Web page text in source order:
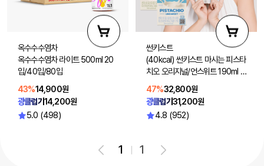
옥수수수염차
옥수수수염차 라이트 500ml 20
입/40입/80입
43%14,900원
광클럽가 14,200원
5.0 (498)
썬키스트
(40kcal) 썬키스트 마시는 피스타
치오 오리지널/언스위트 190ml 4
8입(선택2)
47%32,800원
광클럽가 31,200원
4.8 (952)
1 1